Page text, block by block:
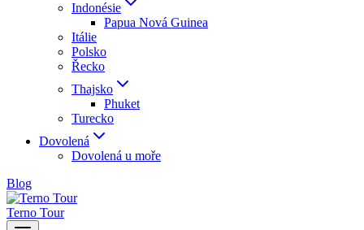
Indonésie
Papua Nová Guinea
Itálie
Polsko
Řecko
Thajsko
Phuket
Turecko
Dovolená
Dovolená u moře
Blog
Terno Tour